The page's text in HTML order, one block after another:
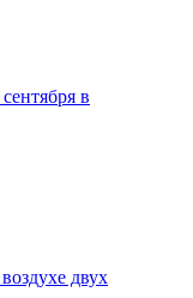
в
двух